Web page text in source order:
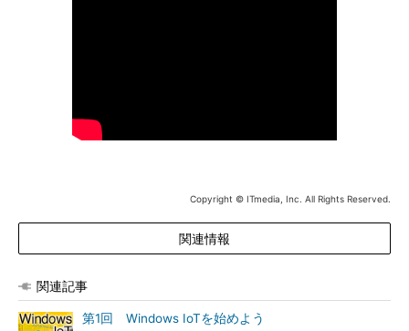
Copyright © ITmedia, Inc. All Rights Reserved.
関連情報
関連記事
第1回 Windows IoTを始めよう